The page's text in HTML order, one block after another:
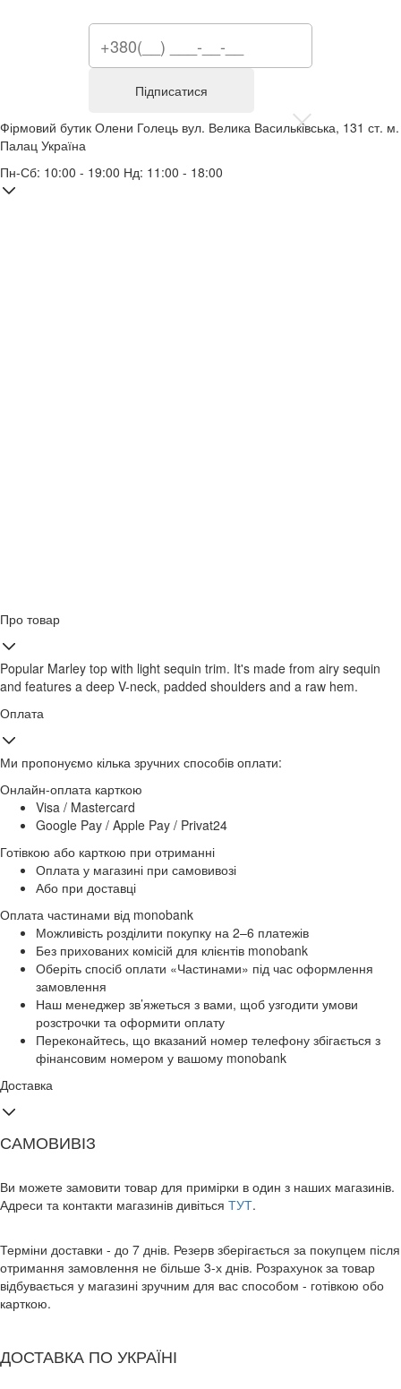
Фірмовий бутик Олени Голець вул. Велика Васильківська, 131 ст. м.
Палац Україна
Пн-Сб: 10:00 - 19:00 Нд: 11:00 - 18:00
Про товар
Popular Marley top with light sequin trim. It's made from airy sequin
and features a deep V-neck, padded shoulders and a raw hem.
Оплата
Ми пропонуємо кілька зручних способів оплати:
Онлайн-оплата карткою
Visa / Mastercard
Google Pay / Apple Pay / Privat24
Готівкою або карткою при отриманні
Оплата у магазині при самовивозі
Або при доставці
Оплата частинами від monobank
Можливість розділити покупку на 2–6 платежів
Без прихованих комісій для клієнтів monobank
Оберіть спосіб оплати «Частинами» під час оформлення
замовлення
Наш менеджер зв’яжеться з вами, щоб узгодити умови
розстрочки та оформити оплату
Переконайтесь, що вказаний номер телефону збігається з
фінансовим номером у вашому monobank
Доставка
САМОВИВІЗ
Ви можете замовити товар для примірки в один з наших магазинів.
Адреси та контакти магазинів дивіться ТУТ.
Терміни доставки - до 7 днів. Резерв зберігається за покупцем після
отримання замовлення не більше 3-х днів. Розрахунок за товар
відбувається у магазині зручним для вас способом - готівкою обо
карткою.
ДОСТАВКА ПО УКРАЇНІ
Підписатися